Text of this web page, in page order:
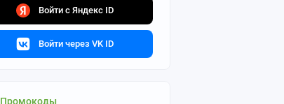
Войти с Яндекс ID
Войти через VK ID
Промокоды